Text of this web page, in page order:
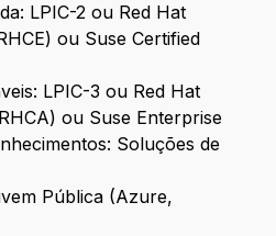
LPIC-2 ou Red Hat
ou Suse Certified
LPIC-3 ou Red Hat
ou Suse Enterprise
Soluções de
Pública (Azure,